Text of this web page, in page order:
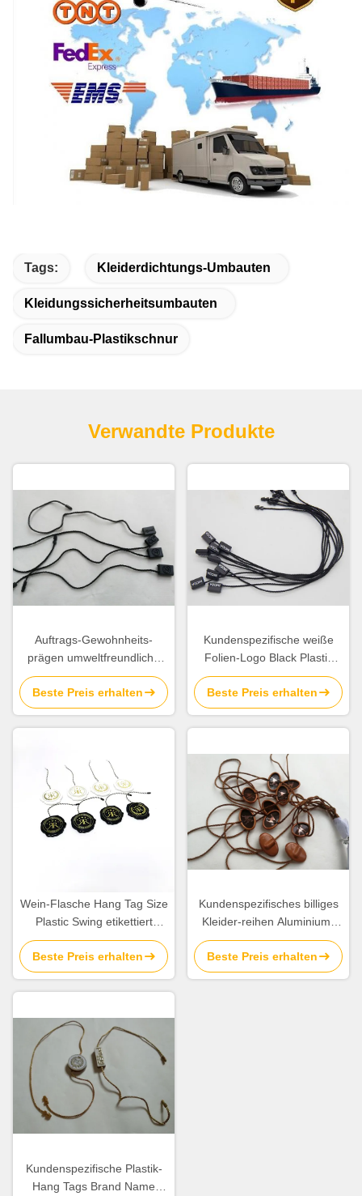
Tags: Kleiderdichtungs-Umbauten
Kleidungssicherheitsumbauten
Fallumbau-Plastikschnur
Verwandte Produkte
Auftrags-Gewohnheits-
prägen umweltfreundliche
schwarze Plastikbindungs-
Umbauten Logo Single End
String
Beste Preis erhalten
Kundenspezifische weiße
Folien-Logo Black Plastic
Tags Small-Plastikhangtags-
einzelne Enden-Schnur
Beste Preis erhalten
Wein-Flasche Hang Tag Size
Plastic Swing etikettiert
Schablonen-Schmuck Hang
Tags String Suppliers
Beste Preis erhalten
Kundenspezifisches billiges
Kleider-reihen Aluminium-
Dichtungs-Sicherheits-
Umbauten Druck-Logo
Wholesale auf
Beste Preis erhalten
Kundenspezifische Plastik-
Hang Tags Brand Name